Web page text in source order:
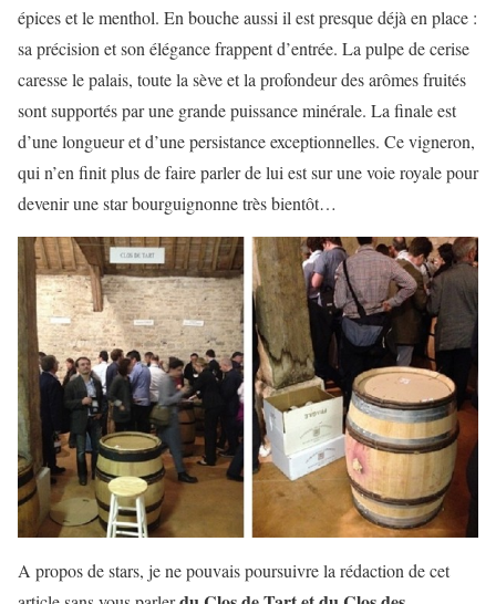
épices et le menthol. En bouche aussi il est presque déjà en place :
sa précision et son élégance frappent d’entrée. La pulpe de cerise
caresse le palais, toute la sève et la profondeur des arômes fruités
sont supportés par une grande puissance minérale. La finale est
d’une longueur et d’une persistance exceptionnelles. Ce vigneron,
qui n’en finit plus de faire parler de lui est sur une voie royale pour
devenir une star bourguignonne très bientôt…
A propos de stars, je ne pouvais poursuivre la rédaction de cet